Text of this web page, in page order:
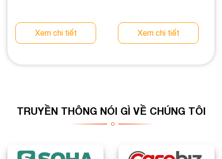
Xem chi tiết Xem chi tiết
TRUYỀN THÔNG NÓI GÌ VỀ CHÚNG TÔI